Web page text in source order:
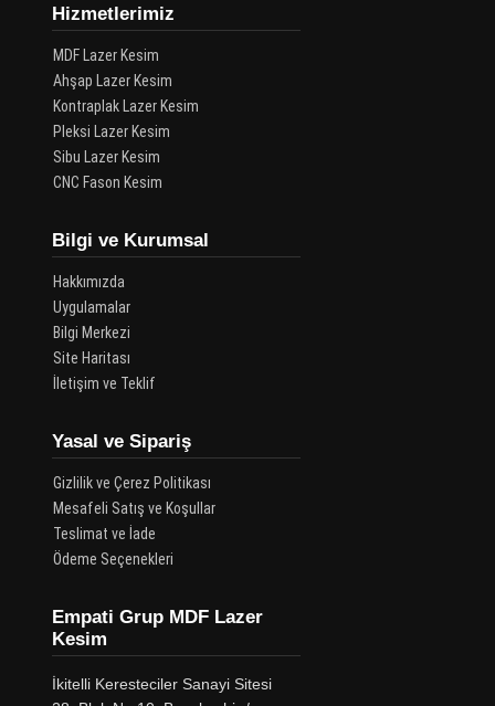
Hizmetlerimiz
MDF Lazer Kesim
Ahşap Lazer Kesim
Kontraplak Lazer Kesim
Pleksi Lazer Kesim
Sibu Lazer Kesim
CNC Fason Kesim
Bilgi ve Kurumsal
Hakkımızda
Uygulamalar
Bilgi Merkezi
Site Haritası
İletişim ve Teklif
Yasal ve Sipariş
Gizlilik ve Çerez Politikası
Mesafeli Satış ve Koşullar
Teslimat ve İade
Ödeme Seçenekleri
Empati Grup MDF Lazer
Kesim
İkitelli Keresteciler Sanayi Sitesi